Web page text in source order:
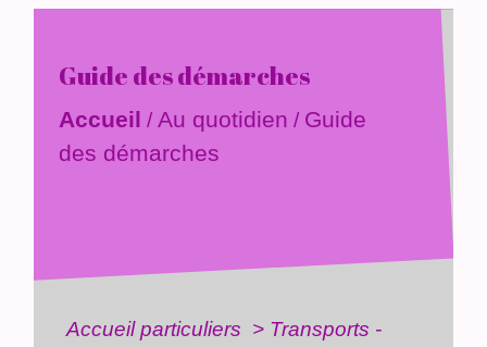
Guide des démarches
Accueil / Au quotidien / Guide
des démarches
Accueil particuliers > Transports -